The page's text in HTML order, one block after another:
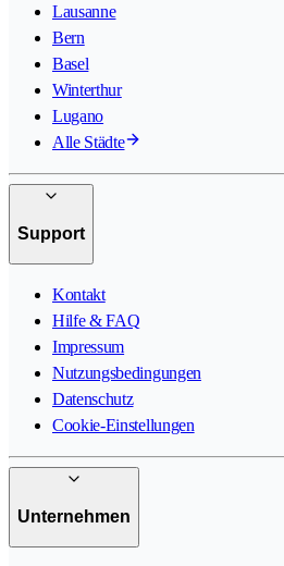
Lausanne
Bern
Basel
Winterthur
Lugano
Alle Städte
Support
Kontakt
Hilfe & FAQ
Impressum
Nutzungsbedingungen
Datenschutz
Cookie-Einstellungen
Unternehmen